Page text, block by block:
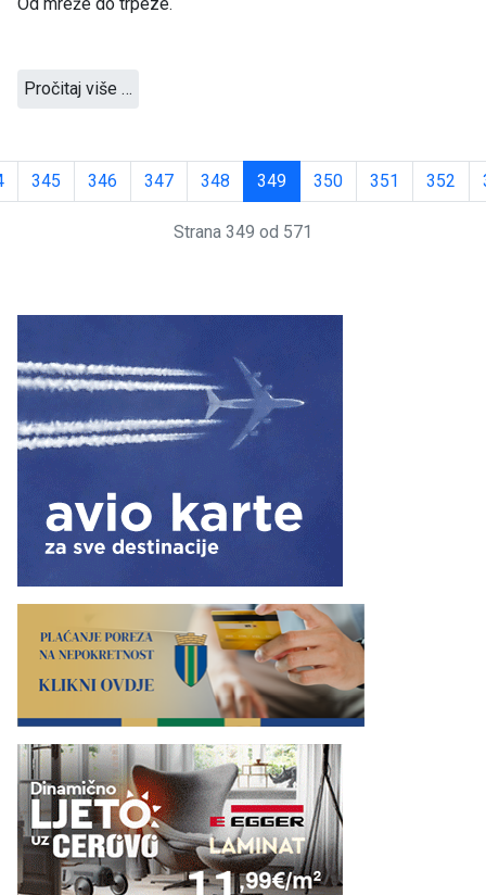
Od mreže do trpeze.
Pročitaj više …
345 346 347 348 349 350 351 352
Strana 349 od 571